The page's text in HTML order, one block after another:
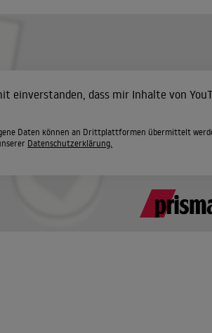
einverstanden, dass mir Inhalte von
Daten können an Drittplattformen übermittelt
Datenschutzerklärung.